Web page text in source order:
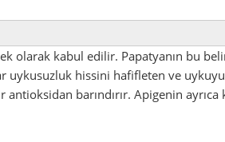
olarak kabul edilir. Papatyanın bu
uykusuzluk hissini hafifleten ve
barındırır. Apigenin ayrıca